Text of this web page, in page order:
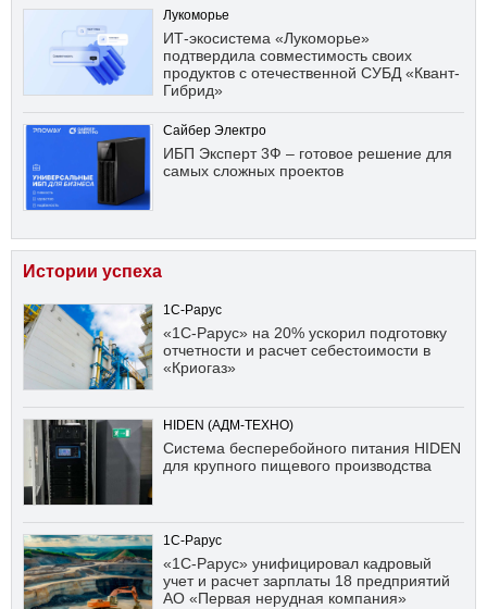
Лукоморье
ИТ-экосистема «Лукоморье»
подтвердила совместимость своих
продуктов с отечественной СУБД «Квант-
Гибрид»
Сайбер Электро
ИБП Эксперт 3Ф – готовое решение для
самых сложных проектов
Истории успеха
1С-Рарус
«1С-Рарус» на 20% ускорил подготовку
отчетности и расчет себестоимости в
«Криогаз»
HIDEN (АДМ-ТЕХНО)
Система бесперебойного питания HIDEN
для крупного пищевого производства
1С-Рарус
«1С-Рарус» унифицировал кадровый
учет и расчет зарплаты 18 предприятий
АО «Первая нерудная компания»